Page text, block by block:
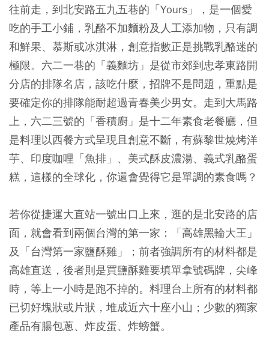
往前走，到北安路五九五巷的「Yours」，是一個愛
吃的手工小鋪，乳酪不加麵粉及人工添加物，只有調
和鮮果、慕斯或冰淇淋，創意指數正是挑戰乳酪迷的
極限。六二一巷的「義麵坊」是從市郊到忠孝東路開
分店的排隊名店，該吃什麼，招牌不是問題，重點是
要確定你的排隊能耐超過青春美少男女。走到大馬路
上，六二三號的「香積廚」是十二年素食老餐廳，但
是料理以西餐方式呈現且創意不斷，有蘇黎世燒烤洋
芋、印度咖哩「魚排」、美式酥皮濃湯、義式乳酪蛋
糕，這樣的全球化，你還會覺得它是單調的素食嗎？
若你從捷運大直站一號出口上來，逛的是北安路的店
面，就會看到兩個台灣的第一家：「高雄黑輪大王」
及「台灣第一家鹽酥雞」；前者強調所有的材料都是
高雄直送，後者則是買鹽酥雞要填單拿號碼牌，尖峰
時，等上一小時是跑不掉的。料理台上所有的材料都
已切好塊狀或片狀，堆成近六十座小山；少數的獨家
產品有腸包蔥、炸皮蛋、炸螃蟹。